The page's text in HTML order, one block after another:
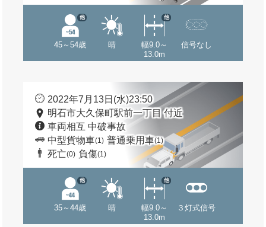
45～54歳
他
晴
幅9.0～
13.0m
他
信号なし
2022年7月13日(水)23:50
明石市大久保町駅前一丁目 付近
車両相互 中破事故
中型貨物車(1) 普通乗用車(1)
死亡(0) 負傷(1)
35～44歳
他
晴
幅9.0～
13.0m
他
３灯式信号